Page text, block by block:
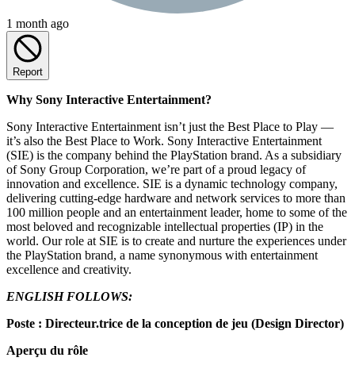
1 month ago
Report
Why Sony Interactive Entertainment?
Sony Interactive Entertainment isn’t just the Best Place to Play —
it’s also the Best Place to Work. Sony Interactive Entertainment
(SIE) is the company behind the PlayStation brand. As a subsidiary
of Sony Group Corporation, we’re part of a proud legacy of
innovation and excellence. SIE is a dynamic technology company,
delivering cutting-edge hardware and network services to more than
100 million people and an entertainment leader, home to some of the
most beloved and recognizable intellectual properties (IP) in the
world. Our role at SIE is to create and nurture the experiences under
the PlayStation brand, a name synonymous with entertainment
excellence and creativity.
ENGLISH FOLLOWS:
Poste : Directeur.trice de la conception de jeu (Design Director)
Aperçu du rôle